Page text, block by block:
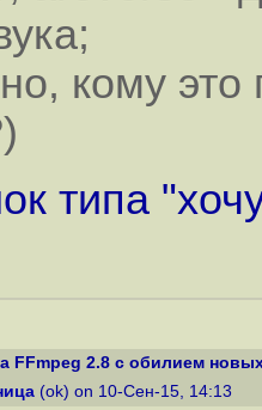
кому
типа
FFmpeg 2.8 с обилием
(ok) on 10-Сен-15, 14:13